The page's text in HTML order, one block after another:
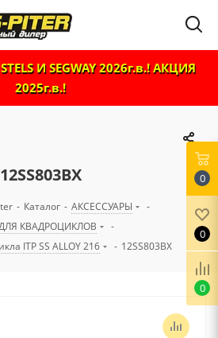
И SEGWAY 2026г.в.! АКЦИЯ
2025г.в.!
12SS803BX
- Каталог - АКСЕССУАРЫ
-
КВАДРОЦИКЛОВ
-
ITP SS ALLOY 216
- 12SS803BX
0
0
0